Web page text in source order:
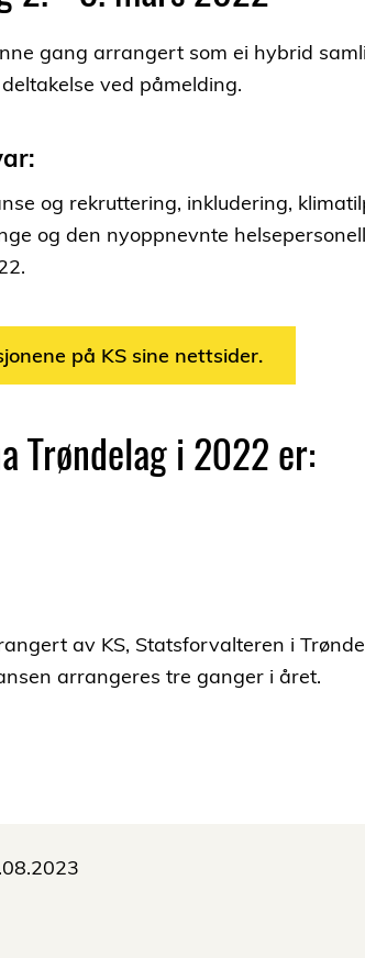
gang arrangert som ei hybrid
ved påmelding.
og rekruttering, inkludering,
og den nyoppnevnte
på KS sine nettsider.
Trøndelag i 2022 er:
av KS, Statsforvalteren i
arrangeres tre ganger i året.